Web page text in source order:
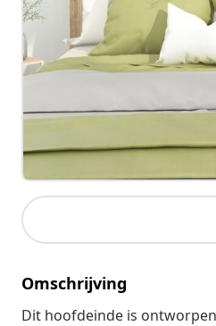
Omschrijving
Dit hoofdeinde is